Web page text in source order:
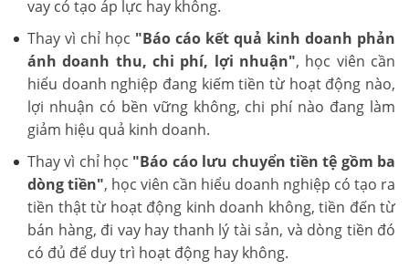
vay có tạo áp lực hay không.
Thay vì chỉ học "Báo cáo kết quả kinh doanh phản
ánh doanh thu, chi phí, lợi nhuận", học viên cần
hiểu doanh nghiệp đang kiếm tiền từ hoạt động nào,
lợi nhuận có bền vững không, chi phí nào đang làm
giảm hiệu quả kinh doanh.
Thay vì chỉ học "Báo cáo lưu chuyển tiền tệ gồm ba
dòng tiền", học viên cần hiểu doanh nghiệp có tạo ra
tiền thật từ hoạt động kinh doanh không, tiền đến từ
bán hàng, đi vay hay thanh lý tài sản, và dòng tiền đó
có đủ để duy trì hoạt động hay không.